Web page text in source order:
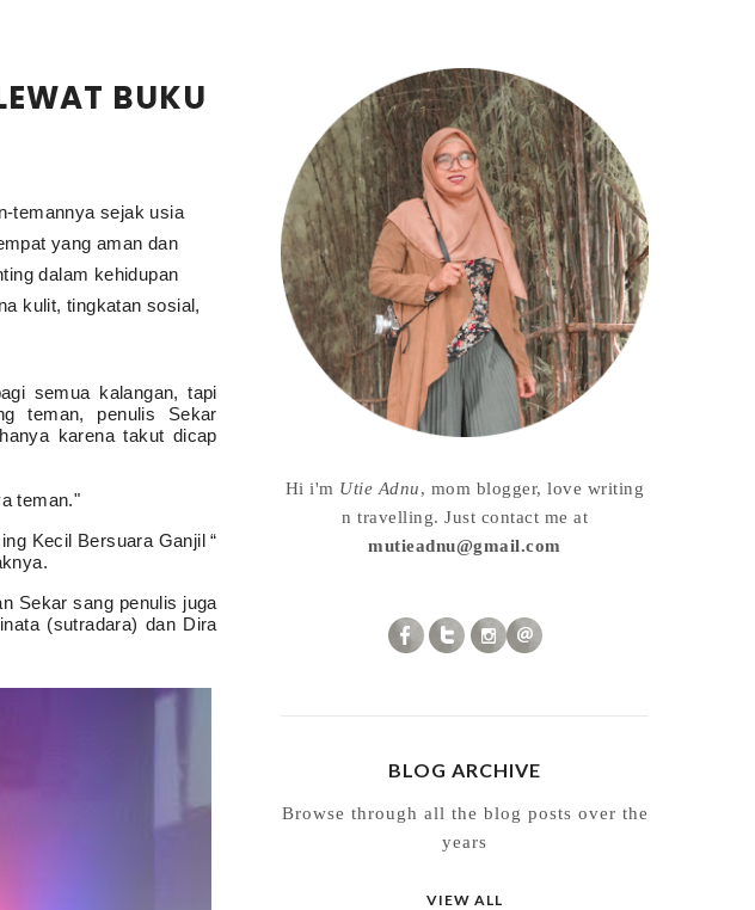
BUKU
temannya sejak usia
yang aman dan
dalam kehidupan
kulit, tingkatan sosial,
semua kalangan, tapi
teman, penulis Sekar
karena takut dicap
teman."
Kecil Bersuara Ganjil “
Sekar sang penulis juga
(sutradara) dan Dira
Hi i'm Utie Adnu, mom blogger, love writing
n travelling. Just contact me at
mutieadnu@gmail.com
BLOG ARCHIVE
Browse through all the blog posts over the
years
VIEW ALL